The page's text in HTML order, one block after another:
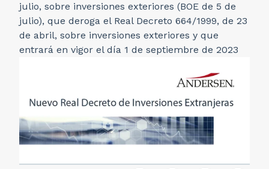
julio, sobre inversiones exteriores (BOE de 5 de
julio), que deroga el Real Decreto 664/1999, de 23
de abril, sobre inversiones exteriores y que
entrará en vigor el día 1 de septiembre de 2023